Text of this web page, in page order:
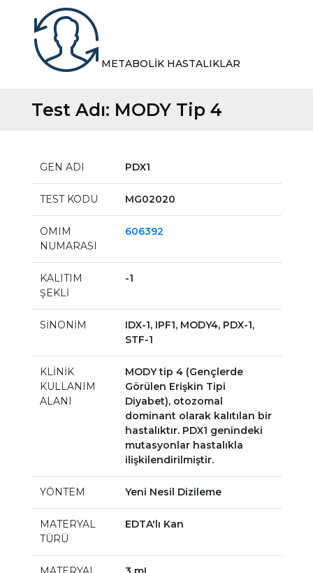
METABOLİK HASTALIKLAR
Test Adı: MODY Tip 4
GEN ADI PDX1
TEST KODU MG02020
OMIM
NUMARASI
606392
KALITIM
ŞEKLİ
-1
SİNONİM
IDX-1, IPF1, MODY4, PDX-1,
STF-1
KLİNİK
KULLANIM
ALANI
MODY tip 4 (Gençlerde
Görülen Erişkin Tipi
Diyabet), otozomal
dominant olarak kalıtılan bir
hastalıktır. PDX1 genindeki
mutasyonlar hastalıkla
ilişkilendirilmiştir.
YÖNTEM Yeni Nesil Dizileme
MATERYAL
TÜRÜ
EDTA'lı Kan